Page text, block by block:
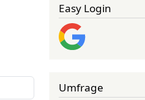
Easy Login
Umfrage